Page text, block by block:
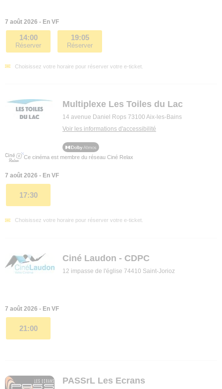
7 août 2026 - En VF
14:00
Réserver
19:05
Réserver
Choisissez votre horaire pour réserver votre e-ticket.
Multiplexe Les Toiles du Lac
14 avenue Daniel Rops 73100 Aix-les-Bains
Voir les informations d'accessibilité
Ce cinéma est membre du réseau Ciné Relax
7 août 2026 - En VF
17:30
Choisissez votre horaire pour réserver votre e-ticket.
Ciné Laudon - CDPC
12 impasse de l'église 74410 Saint-Jorioz
7 août 2026 - En VF
21:00
PASSrL Les Ecrans